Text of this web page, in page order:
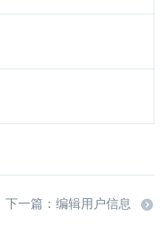
下一篇：编辑用户信息